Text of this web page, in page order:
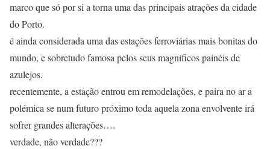
marco que só por si a torna uma das principais atrações da cidade
do Porto.
é ainda considerada uma das estações ferroviárias mais bonitas do
mundo, e sobretudo famosa pelos seus magníficos painéis de
azulejos.
recentemente, a estação entrou em remodelações, e paira no ar a
polémica se num futuro próximo toda aquela zona envolvente irá
sofrer grandes alterações….
verdade, não verdade???